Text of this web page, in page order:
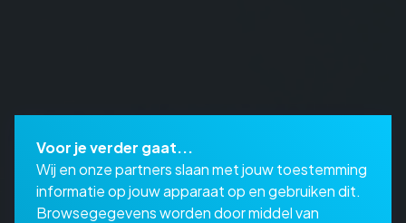
Voor je verder gaat...
Wij en onze partners slaan met jouw toestemming
informatie op jouw apparaat op en gebruiken dit.
Browsegegevens worden door middel van